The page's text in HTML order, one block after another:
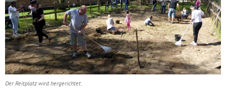
Der Reitplatz wird hergerichtet.